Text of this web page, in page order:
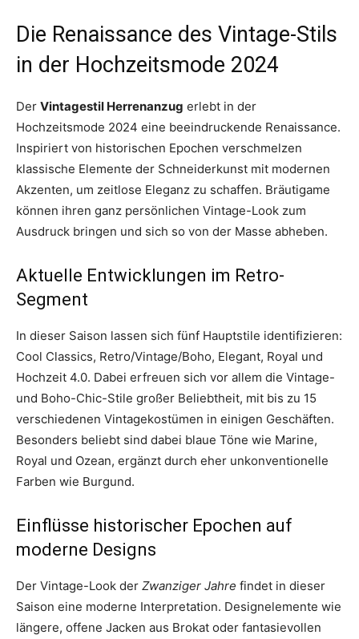
Die Renaissance des Vintage-Stils
in der Hochzeitsmode 2024
Der Vintagestil Herrenanzug erlebt in der
Hochzeitsmode 2024 eine beeindruckende Renaissance.
Inspiriert von historischen Epochen verschmelzen
klassische Elemente der Schneiderkunst mit modernen
Akzenten, um zeitlose Eleganz zu schaffen. Bräutigame
können ihren ganz persönlichen Vintage-Look zum
Ausdruck bringen und sich so von der Masse abheben.
Aktuelle Entwicklungen im Retro-
Segment
In dieser Saison lassen sich fünf Hauptstile identifizieren:
Cool Classics, Retro/Vintage/Boho, Elegant, Royal und
Hochzeit 4.0. Dabei erfreuen sich vor allem die Vintage-
und Boho-Chic-Stile großer Beliebtheit, mit bis zu 15
verschiedenen Vintagekostümen in einigen Geschäften.
Besonders beliebt sind dabei blaue Töne wie Marine,
Royal und Ozean, ergänzt durch eher unkonventionelle
Farben wie Burgund.
Einflüsse historischer Epochen auf
moderne Designs
Der Vintage-Look der Zwanziger Jahre findet in dieser
Saison eine moderne Interpretation. Designelemente wie
längere, offene Jacken aus Brokat oder fantasievollen